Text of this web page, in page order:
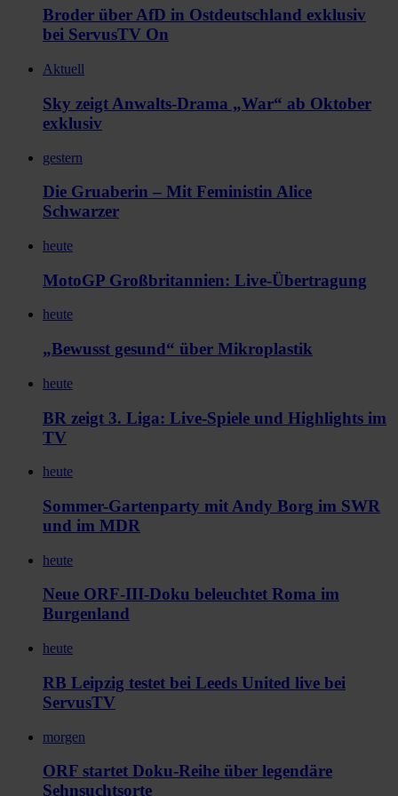
Broder über AfD in Ostdeutschland exklusiv
bei ServusTV On
Aktuell
Sky zeigt Anwalts-Drama „War“ ab Oktober
exklusiv
gestern
Die Gruaberin – Mit Feministin Alice
Schwarzer
heute
MotoGP Großbritannien: Live-Übertragung
heute
„Bewusst gesund“ über Mikroplastik
heute
BR zeigt 3. Liga: Live-Spiele und Highlights im
TV
heute
Sommer-Gartenparty mit Andy Borg im SWR
und im MDR
heute
Neue ORF-III-Doku beleuchtet Roma im
Burgenland
heute
RB Leipzig testet bei Leeds United live bei
ServusTV
morgen
ORF startet Doku-Reihe über legendäre
Sehnsuchtsorte